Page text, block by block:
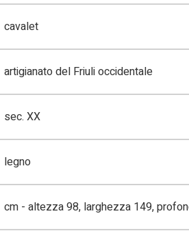
cavalet
artigianato del Friuli occidentale
sec. XX
legno
cm - altezza 98, larghezza 149,